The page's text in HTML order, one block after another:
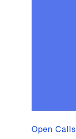
Open Calls